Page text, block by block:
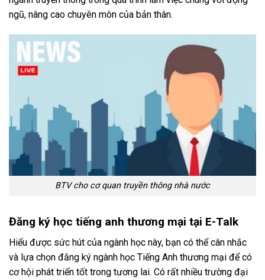
ngũ, nâng cao chuyên môn của bản thân.
BTV cho cơ quan truyền thông nhà nước
Đăng ký học tiếng anh thương mại tại E-Talk
Hiểu được sức hút của ngành học này, bạn có thể cân nhắc
và lựa chọn đăng ký ngành học Tiếng Anh thương mại để có
cơ hội phát triển tốt trong tương lai. Có rất nhiều trường đại